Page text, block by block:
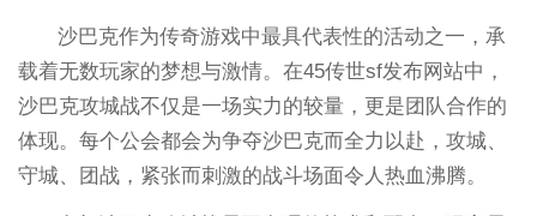
沙巴克作为传奇游戏中最具代表性的活动之一，承
载着无数玩家的梦想与激情。在45传世sf发布网站中，
沙巴克攻城战不仅是一场实力的较量，更是团队合作的
体现。每个公会都会为争夺沙巴克而全力以赴，攻城、
守城、团战，紧张而刺激的战斗场面令人热血沸腾。